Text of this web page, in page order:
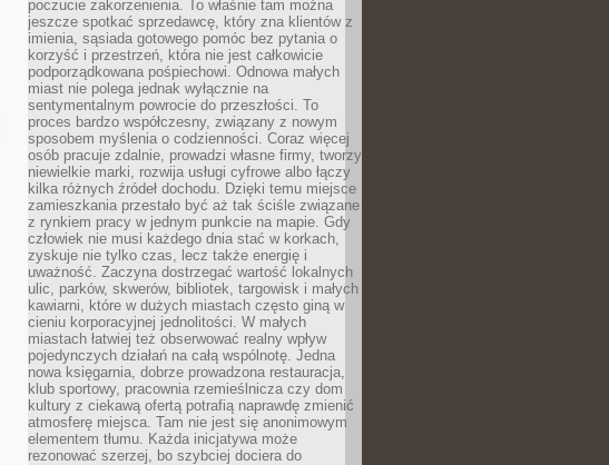
poczucie zakorzenienia. To właśnie tam można
jeszcze spotkać sprzedawcę, który zna klientów z
imienia, sąsiada gotowego pomóc bez pytania o
korzyść i przestrzeń, która nie jest całkowicie
podporządkowana pośpiechowi. Odnowa małych
miast nie polega jednak wyłącznie na
sentymentalnym powrocie do przeszłości. To
proces bardzo współczesny, związany z nowym
sposobem myślenia o codzienności. Coraz więcej
osób pracuje zdalnie, prowadzi własne firmy, tworzy
niewielkie marki, rozwija usługi cyfrowe albo łączy
kilka różnych źródeł dochodu. Dzięki temu miejsce
zamieszkania przestało być aż tak ściśle związane
z rynkiem pracy w jednym punkcie na mapie. Gdy
człowiek nie musi każdego dnia stać w korkach,
zyskuje nie tylko czas, lecz także energię i
uważność. Zaczyna dostrzegać wartość lokalnych
ulic, parków, skwerów, bibliotek, targowisk i małych
kawiarni, które w dużych miastach często giną w
cieniu korporacyjnej jednolitości. W małych
miastach łatwiej też obserwować realny wpływ
pojedynczych działań na całą wspólnotę. Jedna
nowa księgarnia, dobrze prowadzona restauracja,
klub sportowy, pracownia rzemieślnicza czy dom
kultury z ciekawą ofertą potrafią naprawdę zmienić
atmosferę miejsca. Tam nie jest się anonimowym
elementem tłumu. Każda inicjatywa może
rezonować szerzej, bo szybciej dociera do